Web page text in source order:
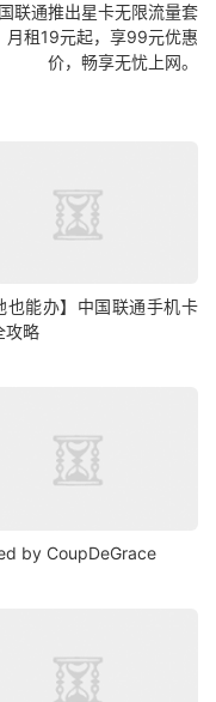
联通推出星卡无限流量套
月租19元起，享99元优惠
价，畅享无忧上网。
也能办】中国联通手机卡
攻略
by CoupDeGrace